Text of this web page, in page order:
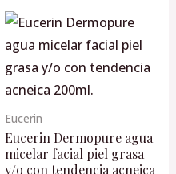
Eucerin
Eucerin Dermopure agua
micelar facial piel grasa
y/o con tendencia acneica